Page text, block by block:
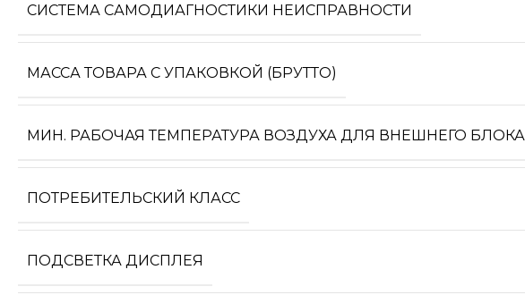
СИСТЕМА САМОДИАГНОСТИКИ НЕИСПРАВНОСТИ
МАССА ТОВАРА С УПАКОВКОЙ (БРУТТО)
МИН. РАБОЧАЯ ТЕМПЕРАТУРА ВОЗДУХА ДЛЯ ВНЕШНЕГО БЛОКА
ПОТРЕБИТЕЛЬСКИЙ КЛАСС
ПОДСВЕТКА ДИСПЛЕЯ